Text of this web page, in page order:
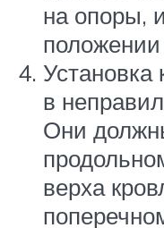
на опоры,
в
Они
верха